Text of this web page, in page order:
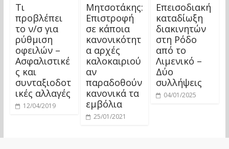
Τι
προβλέπει
το ν/σ για
ρύθμιση
οφειλών –
Ασφαλιστικέ
ς και
συνταξιοδοτ
ικές αλλαγές
12/04/2019
Μητσοτάκης:
Επιστροφή
σε κάποια
κανονικότητ
α αρχές
καλοκαιριού
αν
παραδοθούν
κανονικά τα
εμβόλια
25/01/2021
Eπεισοδιακή
καταδίωξη
διακινητών
στη Ρόδο
από το
Λιμενικό –
Δύο
συλλήψεις
04/01/2025